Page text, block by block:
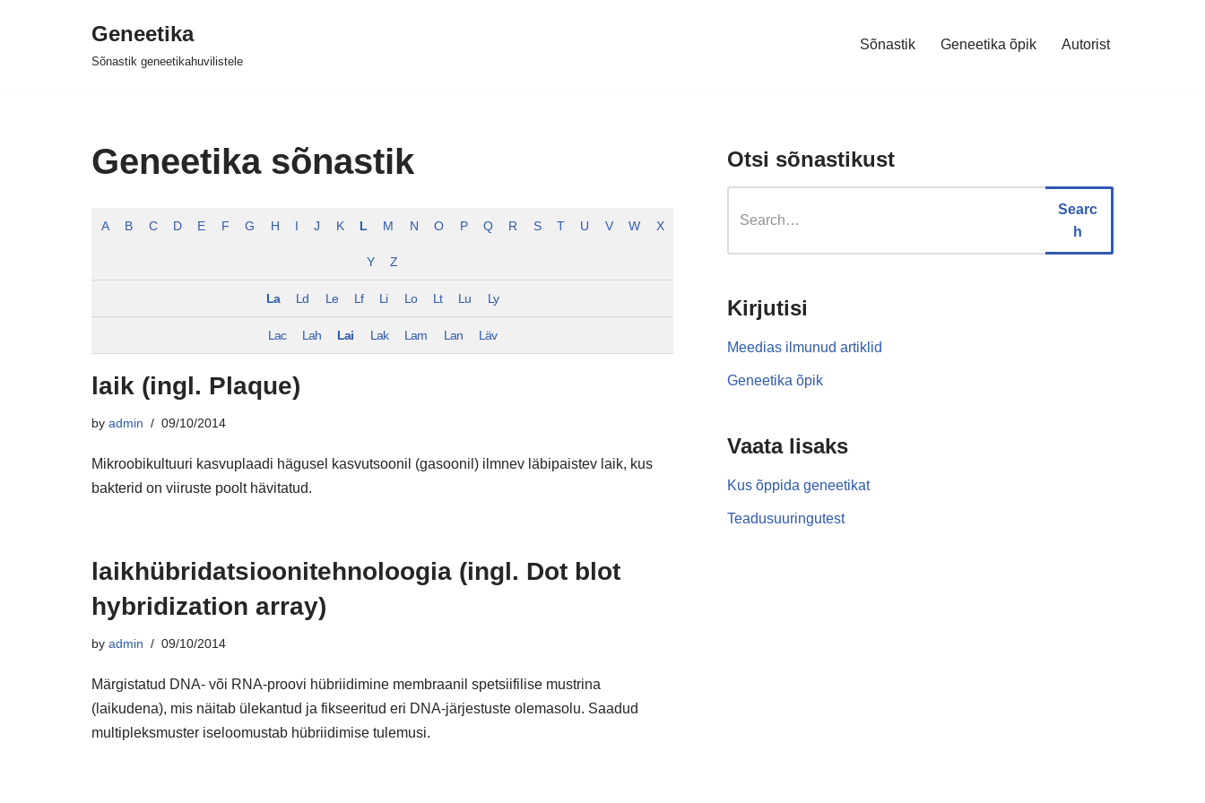
Geneetika
Sõnastik geneetikahuvilistele
Sõnastik Geneetika õpik Autorist
Geneetika sõnastik
A B C D E F G H I J K L M N O P Q R S T U V W X
Y Z
La Ld Le Lf Li Lo Lt Lu Ly
Lac Lah Lai Lak Lam Lan Läv
laik (ingl. Plaque)
by admin 09/10/2014
Mikroobikultuuri kasvuplaadi hägusel kasvutsoonil (gasoonil) ilmnev läbipaistev laik, kus
bakterid on viiruste poolt hävitatud.
laikhübridatsioonitehnoloogia (ingl. Dot blot
hybridization array)
by admin 09/10/2014
Märgistatud DNA- või RNA-proovi hübriidimine membraanil spetsiifilise mustrina
(laikudena), mis näitab ülekantud ja fikseeritud eri DNA-järjestuste olemasolu. Saadud
multipleksmuster iseloomustab hübriidimise tulemusi.
Otsi sõnastikust
Searc
h
Kirjutisi
Meedias ilmunud artiklid
Geneetika õpik
Vaata lisaks
Kus õppida geneetikat
Teadusuuringutest